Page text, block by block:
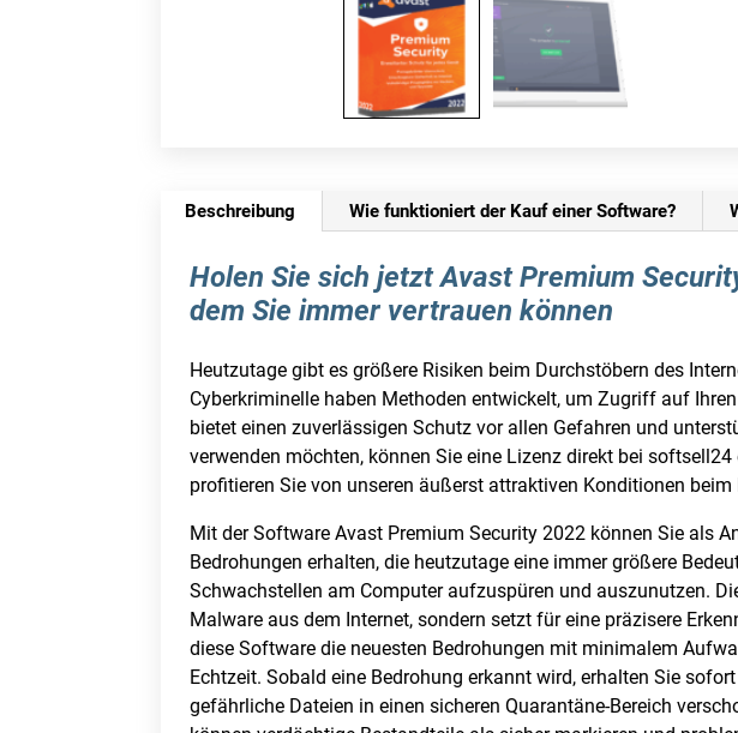
Beschreibung Wie funktioniert der Kauf einer Software?
Holen Sie sich jetzt Avast Premium
dem Sie immer vertrauen können
Heutzutage gibt es größere Risiken beim Durchstöbern des
Cyberkriminelle haben Methoden entwickelt, um Zugriff auf
bietet einen zuverlässigen Schutz vor allen Gefahren und
verwenden möchten, können Sie eine Lizenz direkt bei
profitieren Sie von unseren äußerst attraktiven Konditionen beim
Mit der Software Avast Premium Security 2022 können Sie als
Bedrohungen erhalten, die heutzutage eine immer größere
Schwachstellen am Computer aufzuspüren und auszunutzen.
Malware aus dem Internet, sondern setzt für eine präzisere
diese Software die neuesten Bedrohungen mit minimalem
Echtzeit. Sobald eine Bedrohung erkannt wird, erhalten Sie
gefährliche Dateien in einen sicheren Quarantäne-Bereich